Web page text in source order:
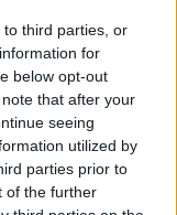
third parties, or
for
below opt-out
that after your
seeing
utilized by
parties prior to
of the further